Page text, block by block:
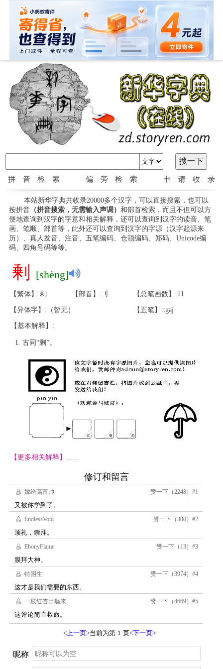
拼音检索 偏旁检索 申请收录
本站新华字典共收录20000多个汉字，可以直接搜索，也可以
按拼音（拼音搜索，无需输入声调） 和部首检索，而且不但可以方
便地查询到汉字的字意和相关解释，还可以查询到汉字的读音、笔
画、笔顺、部首等，此外还可以查询到汉字的字源（汉字起源来
历）、真人发音、注音、五笔编码、仓颉编码、郑码、Unicode编
码、四角号码等等。
剰 [shèng]
【繁体】:剰 【部首】:刂 【总笔画数】:11
【异体字】:（暂无） 【五笔】:tgaj
【基本解释】:
古同“剩”。
【更多相关解释】......